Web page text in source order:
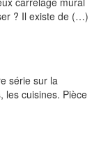
? Il existe de (…)
série sur la
les cuisines. Pièce